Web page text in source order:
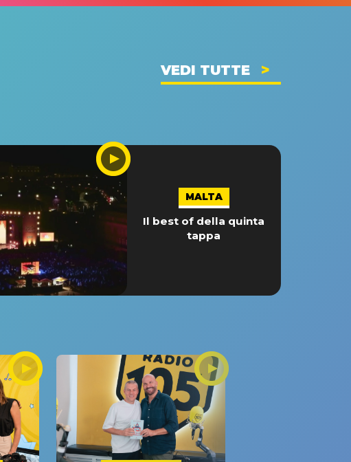
VEDI TUTTE
MALTA
Il best of della quinta
tappa